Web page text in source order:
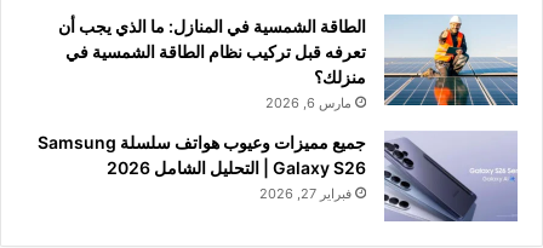
الطاقة الشمسية في المنازل: ما الذي يجب أن
تعرفه قبل تركيب نظام الطاقة الشمسية في
منزلك؟
مارس 6, 2026
جميع مميزات وعيوب هواتف سلسلة Samsung
Galaxy S26 | التحليل الشامل 2026
فبراير 27, 2026